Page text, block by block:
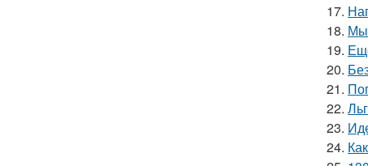
17.
18. Мы
19.
20.
21.
22.
23.
24.